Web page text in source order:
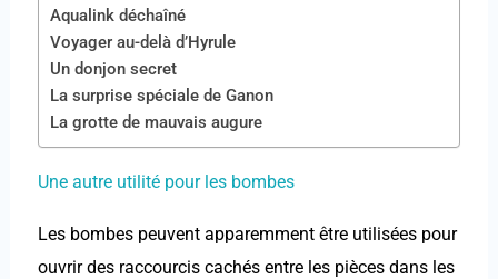
Aqualink déchaîné
Voyager au-delà d’Hyrule
Un donjon secret
La surprise spéciale de Ganon
La grotte de mauvais augure
Une autre utilité pour les bombes
Les bombes peuvent apparemment être utilisées pour
ouvrir des raccourcis cachés entre les pièces dans les